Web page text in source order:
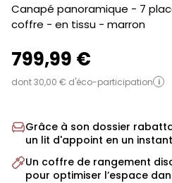
-
Canapé panoramique - 7
coffre - en tissu - marron
799,99 €
dont 30,00 € d'éco-participation i
Grâce à son dossier
un lit d'appoint en un instant
Un coffre de rangement
pour optimiser l’espace